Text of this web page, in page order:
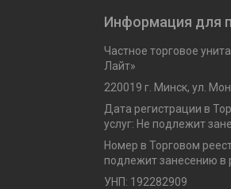
Информация для
Частное торговое
Лайт»
220019 г. Минск, ул.
Дата регистрации в
услуг: Не подлежит
Номер в Торговом
подлежит занесению в
УНП: 192282909